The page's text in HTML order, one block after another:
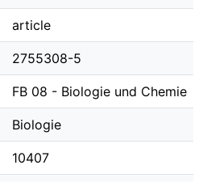
article
2755308-5
FB 08 - Biologie und Chemie
Biologie
10407